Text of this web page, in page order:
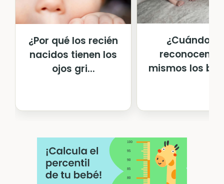
¿Por qué los recién
nacidos tienen los
ojos gri...
¿Cuándo se
reconocen a
mismos los